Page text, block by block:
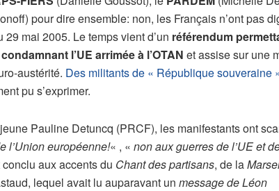
pour dire ensemble: non, les Français n’ont pas
mai 2005. Le temps vient d’un référendum
l’UE arrimée à l’OTAN et assise sur une
austérité. Des militants de « République souveraine
pu s’exprimer.
Pauline Detuncq (PRCF), les manifestants ont
l’Union européenne!« , « non aux guerres de l’UE et
conclu aux accents du Chant des partisans, de la
lequel avait lu auparavant un message de Léon